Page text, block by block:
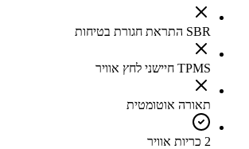
SBR התראת חגורת בטיחות
TPMS חיישני לחץ אוויר
תאורה אוטומטית
2 כריות אוויר